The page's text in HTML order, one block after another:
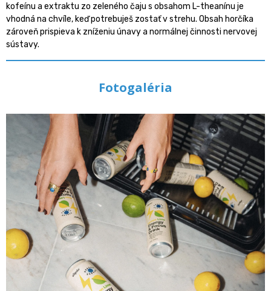
kofeínu a extraktu zo zeleného čaju s obsahom L-theanínu je
vhodná na chvíle, keď potrebuješ zostať v strehu. Obsah horčíka
zároveň prispieva k zníženiu únavy a normálnej činnosti nervovej
sústavy.
Fotogaléria